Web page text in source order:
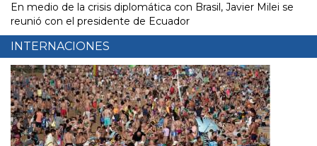
En medio de la crisis diplomática con Brasil, Javier Milei se
reunió con el presidente de Ecuador
INTERNACIONES